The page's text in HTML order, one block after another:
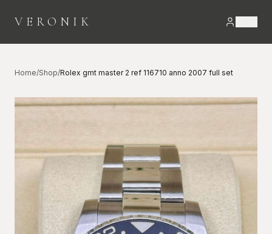
VERONIK
Home/Shop/Rolex gmt master 2 ref 116710 anno 2007 full set